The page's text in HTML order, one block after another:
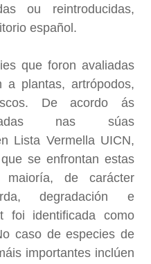
ou reintroducidas,
español.
que foron avaliadas
a plantas, artrópodos,
De acordo ás
nas súas
Lista Vermella UICN,
se enfrontan estas
de carácter
degradación e
foi identificada como
caso de especies de
importantes inclúen